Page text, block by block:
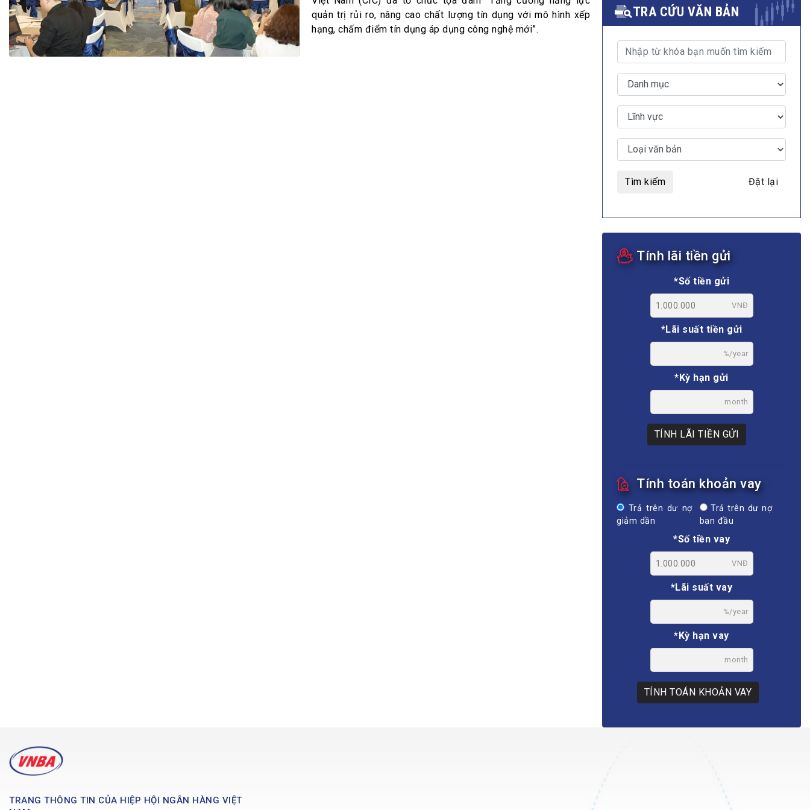
Bộ Chuẩn mực Đạo đức nghề nghiệp
Đối tác
Đấu giá tài sản
Thanh toán –Thẻ
Nhà quản trị
MULTIMEDIA
Video
E-magazines
quản trị rủi ro, nâng cao chất lượng tín dụng với mô hình xếp
hạng, chấm điểm tín dụng áp dụng công nghệ mới”.
TRA CỨU VĂN BẢN
Tìm kiếm Đặt lại
Tính lãi tiền gửi
*Số tiền gửi
VNĐ
*Lãi suất tiền gửi
%/year
*Kỳ hạn gửi
month
TÍNH LÃI TIỀN GỬI
Tính toán khoản vay
Trả trên dư nợ
giảm dần
Trả trên dư nợ
ban đầu
*Số tiền vay
VNĐ
*Lãi suất vay
%/year
*Kỳ hạn vay
month
TÍNH TOÁN KHOẢN VAY
TRANG THÔNG TIN CỦA HIỆP HỘI NGÂN HÀNG VIỆT